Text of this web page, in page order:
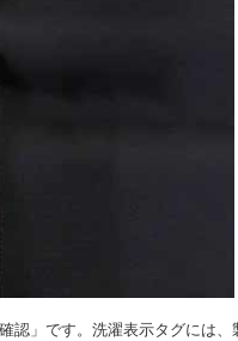
認」です。洗濯表示タグには、